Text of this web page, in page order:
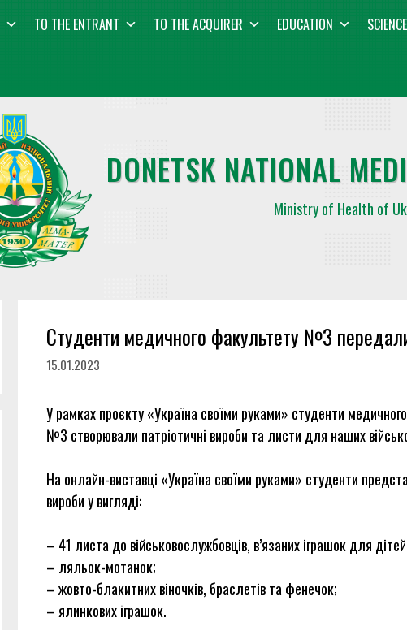
TO THE ENTRANT TO THE ACQUIRER EDUCATION SCIENCE
DONETSK NATIONAL
Ministry of Health of
Студенти медичного факультету №3
15.01.2023
У рамках проєкту «Україна своїми руками» студенти
№3 створювали патріотичні вироби та листи для наших
На онлайн-виставці «Україна своїми руками» студенти
вироби у вигляді:
– 41 листа до військовослужбовців, в’язаних іграшок для
– ляльок-мотанок;
– жовто-блакитних віночків, браслетів та фенечок;
– ялинкових іграшок.